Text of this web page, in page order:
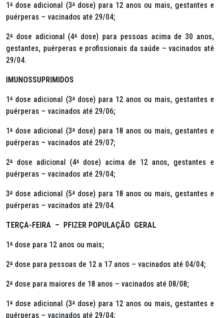
1ª dose adicional (3ªdose) para 12 anos ou mais, gestantes e
puérperas – vacinados até 29/04;
2ª dose adicional (4ªdose) para pessoas acima de 30 anos,
gestantes, puérperas e profissionais da saúde – vacinados até
29/04.
IMUNOSSUPRIMIDOS
1ª dose adicional (3ªdose) para 12 anos ou mais, gestantes e
puérperas – vacinados até 29/06;
1ª dose adicional (3ªdose) para 18 anos ou mais, gestantes e
puérperas – vacinados até 29/07;
2ª dose adicional (4ªdose) acima de 12 anos, gestantes e
puérperas – vacinados até 29/04;
3ª dose adicional (5ªdose) para 18 anos ou mais, gestantes e
puérperas – vacinados até 29/04.
TERÇA-FEIRA – PFIZER POPULAÇÃO GERAL
1ª dose para 12 anos ou mais;
2ª dose para pessoas de 12 a 17 anos – vacinados até 04/04;
2ª dose para maiores de 18 anos – vacinados até 08/08;
1ª dose adicional (3ªdose) para 12 anos ou mais, gestantes e
puérperas – vacinados até 29/04;